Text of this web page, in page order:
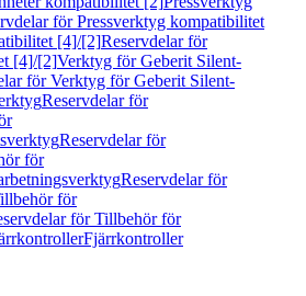
för Pressverktyg kompatibilitet
[4]/[2]Reservdelar för
[4]/[2]Verktyg för Geberit Silent-
för Verktyg för Geberit Silent-
Reservdelar för
Reservdelar för
för
Reservdelar för
för
för Tillbehör för
Fjärrkontroller